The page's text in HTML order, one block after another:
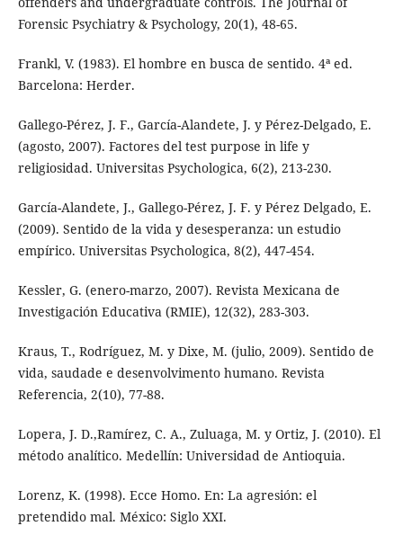
Forensic Psychiatry & Psychology, 20(1), 48-65.
Frankl, V. (1983). El hombre en busca de sentido. 4ª ed.
Barcelona: Herder.
Gallego-Pérez, J. F., García-Alandete, J. y Pérez-Delgado, E.
(agosto, 2007). Factores del test purpose in life y
religiosidad. Universitas Psychologica, 6(2), 213-230.
García-Alandete, J., Gallego-Pérez, J. F. y Pérez Delgado, E.
(2009). Sentido de la vida y desesperanza: un estudio
empírico. Universitas Psychologica, 8(2), 447-454.
Kessler, G. (enero-marzo, 2007). Revista Mexicana de
Investigación Educativa (RMIE), 12(32), 283-303.
Kraus, T., Rodríguez, M. y Dixe, M. (julio, 2009). Sentido de
vida, saudade e desenvolvimento humano. Revista
Referencia, 2(10), 77-88.
Lopera, J. D.,Ramírez, C. A., Zuluaga, M. y Ortiz, J. (2010). El
método analítico. Medellín: Universidad de Antioquia.
Lorenz, K. (1998). Ecce Homo. En: La agresión: el
pretendido mal. México: Siglo XXI.